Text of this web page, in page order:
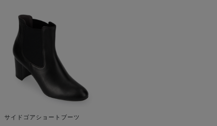
サイドゴアショートブーツ